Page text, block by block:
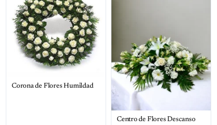
Corona de Flores Humildad
Centro de Flores Descanso